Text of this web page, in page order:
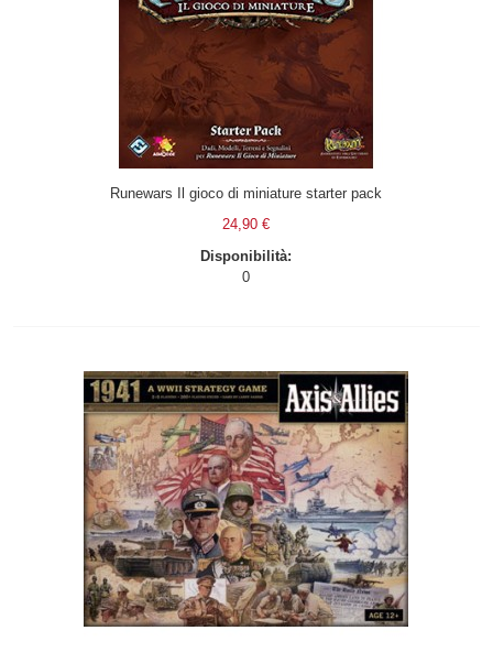
Runewars Il gioco di miniature starter pack
24,90 €
Disponibilità:
0